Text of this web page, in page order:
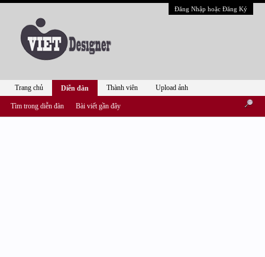
Đăng Nhập hoặc Đăng Ký
Trang chủ Diễn đàn
Tìm trong diễn đàn Bài viết gần đây
Thành viên Upload ảnh